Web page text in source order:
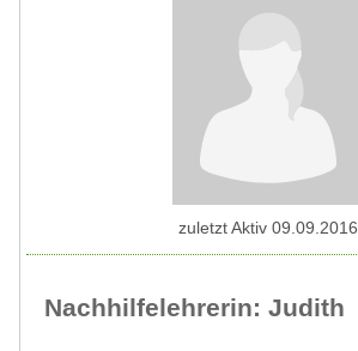
Nachhilfelehrerin: Judith
zuletzt Aktiv 09.09.2016